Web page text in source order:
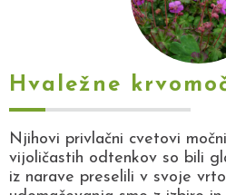
Hvaležne
Njihovi privlačni cvetovi
vijoličastih odtenkov so bili
iz narave preselili v svoje